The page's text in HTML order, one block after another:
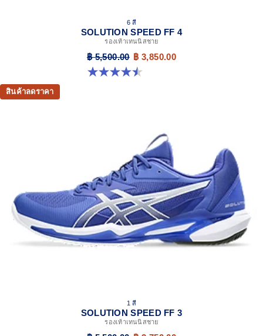
6 สี
SOLUTION SPEED FF 4
รองเท้าเทนนิสชาย
฿ 5,500.00 ฿ 3,850.00
4.5 จาก 5 ดาว 42 รีวิว
สินค้าลดราคา
1 สี
SOLUTION SPEED FF 3
รองเท้าเทนนิสชาย